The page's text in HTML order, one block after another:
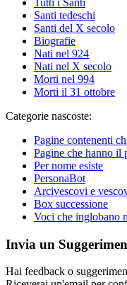
Santi tedeschi
Santi del X secolo
Biografie
Nati nel 924
Nati nel X secolo
Morti nel 994
Morti il 31 ottobre
Categorie nascoste:
Pagine contenenti
Pagine che hanno il
Per nome esiste
PersonaBot
Arcivescovi e
Box successione
Voci che inglobano
Invia un
Hai feedback o